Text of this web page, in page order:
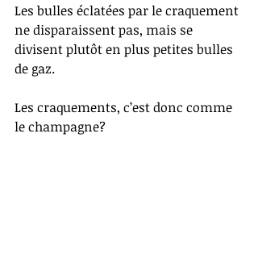
Les bulles éclatées par le craquement
ne disparaissent pas, mais se
divisent plutôt en plus petites bulles
de gaz.
Les craquements, c’est donc comme
le champagne?